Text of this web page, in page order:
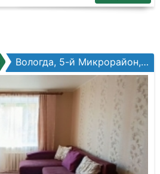
Вологда, 5-й Микрорайон, Технический пер, №48